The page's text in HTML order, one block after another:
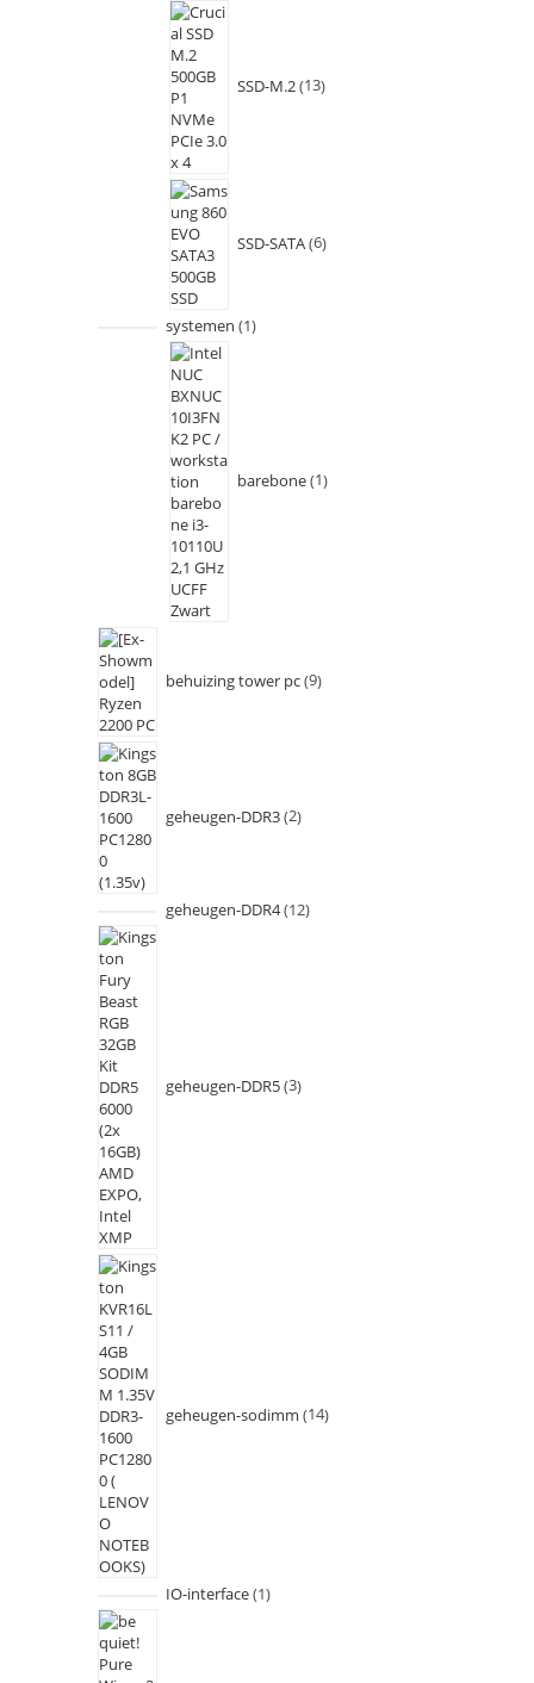
SSD-M.2 13
SSD-SATA 6
systemen 1
barebone 1
behuizing tower pc 9
geheugen-DDR3 2
geheugen-DDR4 12
geheugen-DDR5 3
geheugen-sodimm 14
IO-interface 1